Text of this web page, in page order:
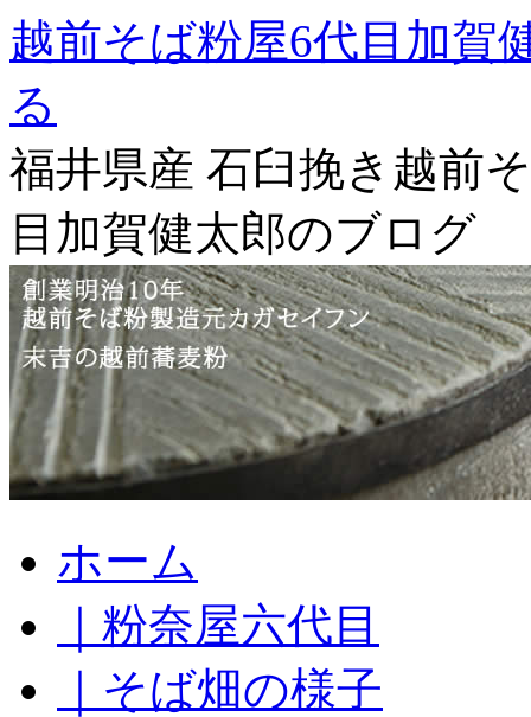
越前そば粉屋6代目加賀
る
福井県産 石臼挽き越前
目加賀健太郎のブログ
ン
ツ
ス
ホーム
｜粉奈屋六代目
｜そば畑の様子